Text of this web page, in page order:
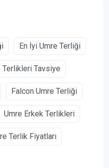
En İyi Umre Terliği
Terlikleri Tavsiye
Falcon Umre Terliği
Umre Erkek Terlikleri
Terlik Fiyatları